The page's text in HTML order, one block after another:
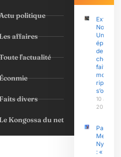
politique
affaires
l'actualité
divers
Le Kongossa du net
Nord :
Une
de
choléra
fait 28
morts, la
riposte
10 août
2026
Pascal
: « Dans